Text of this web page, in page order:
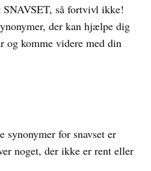
så fortvivl ikke!
der kan hjælpe dig
og komme videre med din
synonymer for snavset er
noget, der ikke er rent eller